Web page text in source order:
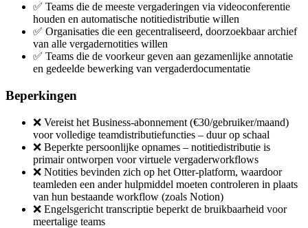
✅ Teams die de meeste vergaderingen via videoconferentie
houden en automatische notitiedistributie willen
✅ Organisaties die een gecentraliseerd, doorzoekbaar archief
van alle vergadernotities willen
✅ Teams die de voorkeur geven aan gezamenlijke annotatie
en gedeelde bewerking van vergaderdocumentatie
Beperkingen
❌ Vereist het Business-abonnement (€30/gebruiker/maand)
voor volledige teamdistributiefuncties – duur op schaal
❌ Beperkte persoonlijke opnames – notitiedistributie is
primair ontworpen voor virtuele vergaderworkflows
❌ Notities bevinden zich op het Otter-platform, waardoor
teamleden een ander hulpmiddel moeten controleren in plaats
van hun bestaande workflow (zoals Notion)
❌ Engelsgericht transcriptie beperkt de bruikbaarheid voor
meertalige teams